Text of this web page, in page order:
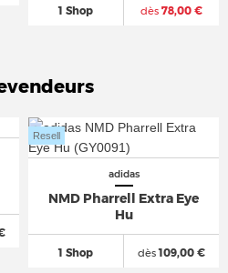
1 Shop dès78,00 €
adidas
NMD Pharrell Extra Eye
Hu
1 Shop
Resell
dès109,00 €